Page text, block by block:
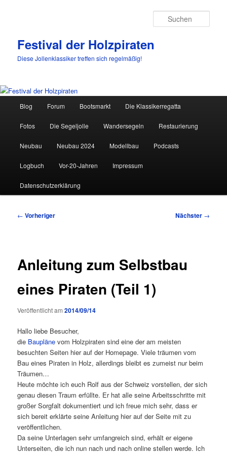
Festival der Holzpiraten
Diese Jollenklassiker treffen sich regelmäßig!
Zum
primären
Inhalt
springen
Blog Forum Bootsmarkt Die Klassikerregatta
Fotos Die Segeljolle Wandersegeln Restaurierung
Neubau Neubau 2024 Modellbau Podcasts
Logbuch Vor-20-Jahren Impressum
Datenschutzerklärung
Beitragsnavigation
← Vorheriger Nächster →
Anleitung zum Selbstbau
eines Piraten (Teil 1)
Veröffentlicht am2014/09/14
Hallo liebe Besucher,
die Baupläne vom Holzpiraten sind eine der am meisten
besuchten Seiten hier auf der Homepage. Viele träumen vom
Bau eines Piraten in Holz, allerdings bleibt es zumeist nur beim
Träumen…
Heute möchte ich euch Rolf aus der Schweiz vorstellen, der sich
genau diesen Traum erfüllte. Er hat alle seine Arbeitsschritte mit
großer Sorgfalt dokumentiert und ich freue mich sehr, dass er
sich bereit erklärte seine Anleitung hier auf der Seite mit zu
veröffentlichen.
Da seine Unterlagen sehr umfangreich sind, erhält er eigene
Unterseiten, die ich nun nach und nach online stellen werde. Ich